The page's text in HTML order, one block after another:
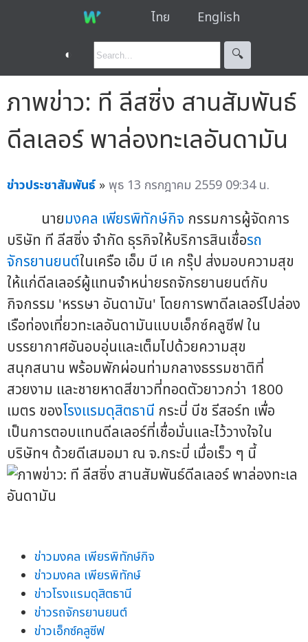
ไทย English
◐ 🔍︎
ภาพข่าว: ที ลีสซิ่ง สานสัมพันธ์
ดีลเลอร์ พาล่องทะเลอันดามัน
ข่าวประชาสัมพันธ์ »พุธ 13 กรกฎาคม 2559 09:34 น.
นายมงคล เพียรพิทักษ์กิจ กรรมการผู้จัดการ
บริษัท ที ลีสซิ่ง จำกัด ธุรกิจให้บริการสินเชื่อรถ
จักรยานยนต์ในเครือ เอ็ม บี เค กรุ๊ป ส่งมอบความสุข
ให้แก่ดีลเลอร์ผู้แทนจำหน่ายรถจักรยานยนต์กับ
กิจกรรม 'หรรษา อันดามัน' โดยการพาดีลเลอร์ไปล่อง
เรือท่องเที่ยวทะเลอันดามันแบบเอ็กซ์คลูซีฟ ใน
บรรยากาศอันอบอุ่นและเต็มไปด้วยความสุข
สนุกสนาน พร้อมพักผ่อนท่ามกลางธรรมชาติที่
สวยงาม และชายหาดสีขาวที่ทอดตัวยาวกว่า 1800
เมตร ของโรงแรมดุสิตธานี กระบี่ บีช รีสอร์ท เพื่อ
เป็นการตอบแทนดีลเลอร์ที่เชื่อมั่นและไว้วางใจใน
บริษัทฯ ด้วยดีเสมอมา ณ จ.กระบี่ เมื่อเร็ว ๆ นี้
ข่าวมงคล เพียรพิทักษ์กิจ
ข่าวมงคล เพียรพิทักษ์
ข่าวโรงแรมดุสิตธานี
ข่าวรถจักรยานยนต์
ข่าวเอ็กซ์คลูซีฟ